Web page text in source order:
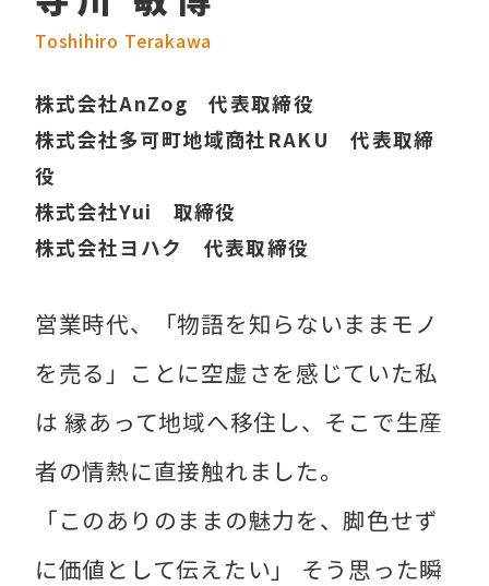
Toshihiro Terakawa
株式会社AnZog 代表取締役
株式会社多可町地域商社RAKU 代表取締
役
株式会社Yui 取締役
株式会社ヨハク 代表取締役
営業時代、「物語を知らないままモノ
を売る」ことに空虚さを感じていた私
は 縁あって地域へ移住し、そこで生産
者の情熱に直接触れました。
「このありのままの魅力を、脚色せず
に価値として伝えたい」 そう思った瞬